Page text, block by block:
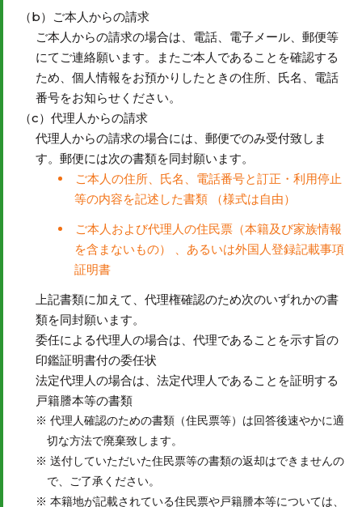
（b）ご本人からの請求
ご本人からの請求の場合は、電話、電子メール、郵便等
にてご連絡願います。またご本人であることを確認する
ため、個人情報をお預かりしたときの住所、氏名、電話
番号をお知らせください。
（c）代理人からの請求
代理人からの請求の場合には、郵便でのみ受付致しま
す。郵便には次の書類を同封願います。
ご本人の住所、氏名、電話番号と訂正・利用停止
等の内容を記述した書類 （様式は自由）
ご本人および代理人の住民票（本籍及び家族情報
を含まないもの） 、あるいは外国人登録記載事項
証明書
上記書類に加えて、代理権確認のため次のいずれかの書
類を同封願います。
委任による代理人の場合は、代理であることを示す旨の
印鑑証明書付の委任状
法定代理人の場合は、法定代理人であることを証明する
戸籍謄本等の書類
代理人確認のための書類（住民票等）は回答後速やかに適
切な方法で廃棄致します。
送付していただいた住民票等の書類の返却はできませんの
で、ご了承ください。
本籍地が記載されている住民票や戸籍謄本等については、